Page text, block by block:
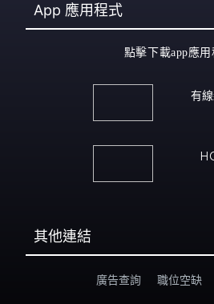
App 應用程式
點擊下載app應
有
其他連結
廣告查詢 職位空缺